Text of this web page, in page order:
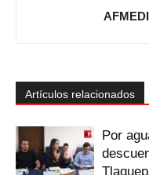
Artículos relacionados
Por